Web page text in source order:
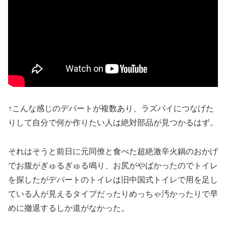
↑こんな感じのデパートが複数あり、ラズパイにつなげた
りして自分で何か作りたい人は絶対部品が見つかるはず。
それはそうと前日に元同僚と食べた超絶激辛火鍋のおかげ
でお腹がぎゅるぎゅる鳴り、お尻がやばかったのでトイレ
を探したがデパートのトイレは旧中国式トイレで用を足し
ている人が見えるタイプだったりめっちゃ汚かったりで早
めに撤退するしか道がなかった。